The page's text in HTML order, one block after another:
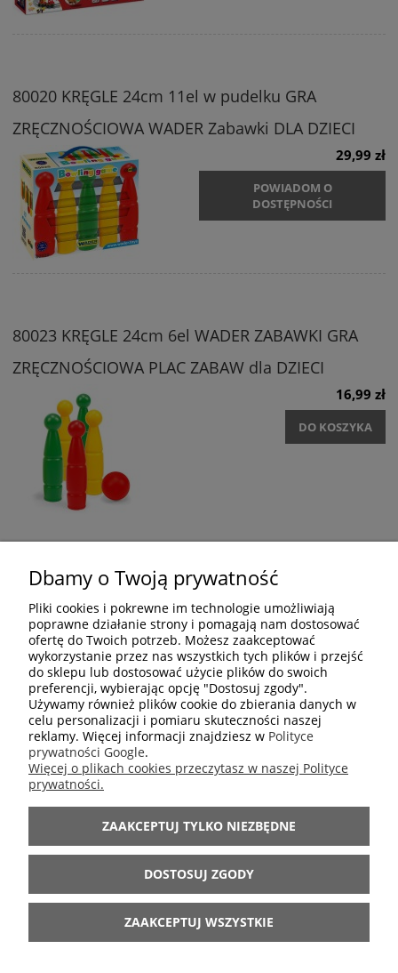
80020 KRĘGLE 24cm 11el w pudelku GRA
ZRĘCZNOŚCIOWA WADER Zabawki DLA DZIECI
29,99 zł
POWIADOM O
DOSTĘPNOŚCI
80023 KRĘGLE 24cm 6el WADER ZABAWKI GRA
ZRĘCZNOŚCIOWA PLAC ZABAW dla DZIECI
16,99 zł
DO KOSZYKA
OPINIE O PRODUKCIE (0)
Wyświetlane są wszystkie opinie (pozytywne i negatywne). Nie
weryfikujemy, czy pochodzą one od klientów, którzy kupili dany
produkt.
ZAKUPY
POMOC
INFORMACJE
Dbamy o Twoją prywatność
Pliki cookies i pokrewne im technologie umożliwiają
poprawne działanie strony i pomagają nam dostosować
ofertę do Twoich potrzeb. Możesz zaakceptować
wykorzystanie przez nas wszystkich tych plików i przejść
do sklepu lub dostosować użycie plików do swoich
preferencji, wybierając opcję "Dostosuj zgody".
Używamy również plików cookie do zbierania danych w
celu personalizacji i pomiaru skuteczności naszej
reklamy. Więcej informacji znajdziesz w Polityce
prywatności Google.
Więcej o plikach cookies przeczytasz w naszej Polityce
prywatności.
ZAAKCEPTUJ TYLKO NIEZBĘDNE
DOSTOSUJ ZGODY
ZAAKCEPTUJ WSZYSTKIE